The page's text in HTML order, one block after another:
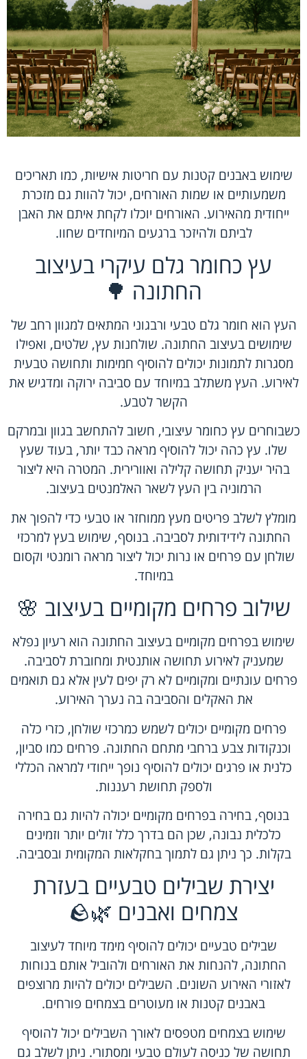
שימוש באבנים קטנות עם חריטות אישיות, כמו תאריכים
משמעותיים או שמות האורחים, יכול להוות גם מזכרת
ייחודית מהאירוע. האורחים יוכלו לקחת איתם את האבן
לביתם ולהיזכר ברגעים המיוחדים שחוו.
עץ כחומר גלם עיקרי בעיצוב
החתונה 🌳
העץ הוא חומר גלם טבעי ורבגוני המתאים למגוון רחב של
שימושים בעיצוב החתונה. שולחנות עץ, שלטים, ואפילו
מסגרות לתמונות יכולים להוסיף חמימות ותחושה טבעית
לאירוע. העץ משתלב במיוחד עם סביבה ירוקה ומדגיש את
הקשר לטבע.
כשבוחרים עץ כחומר עיצובי, חשוב להתחשב בגוון ובמרקם
שלו. עץ כהה יכול להוסיף מראה כבד יותר, בעוד שעץ
בהיר יעניק תחושה קלילה ואוורירית. המטרה היא ליצור
הרמוניה בין העץ לשאר האלמנטים בעיצוב.
מומלץ לשלב פריטים מעץ ממוחזר או טבעי כדי להפוך את
החתונה לידידותית לסביבה. בנוסף, שימוש בעץ למרכזי
שולחן עם פרחים או נרות יכול ליצור מראה רומנטי וקסום
במיוחד.
שילוב פרחים מקומיים בעיצוב 🌸
שימוש בפרחים מקומיים בעיצוב החתונה הוא רעיון נפלא
שמעניק לאירוע תחושה אותנטית ומחוברת לסביבה.
פרחים עונתיים ומקומיים לא רק יפים לעין אלא גם תואמים
את האקלים והסביבה בה נערך האירוע.
פרחים מקומיים יכולים לשמש כמרכזי שולחן, כזרי כלה
וכנקודות צבע ברחבי מתחם החתונה. פרחים כמו סביון,
כלנית או פרגים יכולים להוסיף נופך ייחודי למראה הכללי
ולספק תחושת רעננות.
בנוסף, בחירה בפרחים מקומיים יכולה להיות גם בחירה
כלכלית נבונה, שכן הם בדרך כלל זולים יותר וזמינים
בקלות. כך ניתן גם לתמוך בחקלאות המקומית ובסביבה.
יצירת שבילים טבעיים בעזרת
צמחים ואבנים 🌿🪨
שבילים טבעיים יכולים להוסיף מימד מיוחד לעיצוב
החתונה, להנחות את האורחים ולהוביל אותם בנוחות
לאזורי האירוע השונים. השבילים יכולים להיות מרוצפים
באבנים קטנות או מעוטרים בצמחים פורחים.
שימוש בצמחים מטפסים לאורך השבילים יכול להוסיף
תחושה של כניסה לעולם טבעי ומסתורי. ניתן לשלב גם